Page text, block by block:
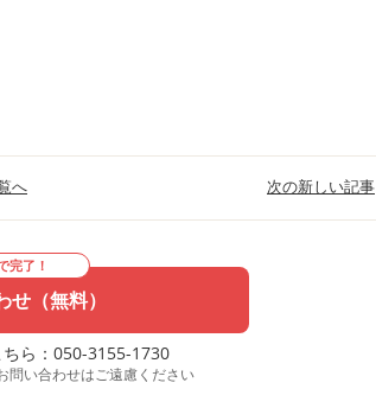
へ 次の新しい記事
完了！
せ（無料）
ら：050-3155-1730
問い合わせはご遠慮ください